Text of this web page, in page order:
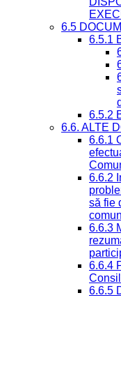
6.5
6.5.1
6.5.2
6.6. ALTE
6.6.1
6.6.2
să fie
6.6.3
6.6.4
6.6.5